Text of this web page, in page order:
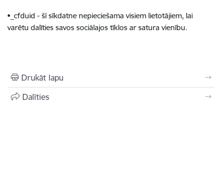
•_cfduid - šī sīkdatne nepieciešama visiem lietotājiem, lai
varētu dalīties savos sociālajos tīklos ar satura vienību.
Drukāt lapu
Dalīties